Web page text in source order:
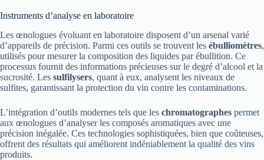
Instruments d’analyse en laboratoire
Les œnologues évoluant en laboratoire disposent d’un arsenal varié
d’appareils de précision. Parmi ces outils se trouvent les ébulliomètres,
utilisés pour mesurer la composition des liquides par ébullition. Ce
processus fournit des informations précieuses sur le degré d’alcool et la
sucrosité. Les sulfilysers, quant à eux, analysent les niveaux de
sulfites, garantissant la protection du vin contre les contaminations.
L’intégration d’outils modernes tels que les chromatographes permet
aux œnologues d’analyser les composés aromatiques avec une
précision inégalée. Ces technologies sophistiquées, bien que coûteuses,
offrent des résultats qui améliorent indéniablement la qualité des vins
produits.